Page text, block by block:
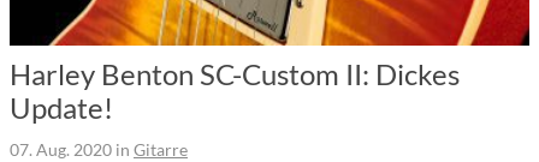
Harley Benton SC-Custom II: Dickes
Update!
07. Aug. 2020 in Gitarre